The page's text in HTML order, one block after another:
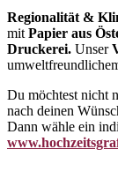
Regionalität &
mit Papier aus
Druckerei. Unser
Du möchtest nicht
nach deinen
Dann wähle ein